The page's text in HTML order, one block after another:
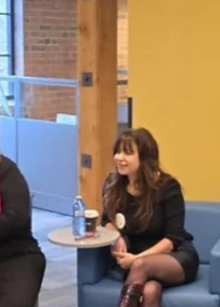
D’ENTRÉE EN FONCTION : 18 Mai 2026
SALAIRE : A discuter À propos de La
Maison La Maison est un organisme
féministe, géré par et pour les femmes
francophones, qui vient en aide aux
femmes de 16 ans et plus ainsi qu’à
leurs enfants ou